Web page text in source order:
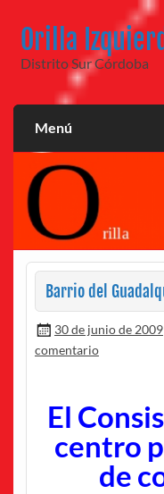
contenido
Orilla
Distrito Sur Córdoba
Menú
Barrio del
30 de junio de 2009
comentario
El
centro
de